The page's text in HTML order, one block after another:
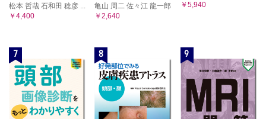
松本 哲哉 石和田 稔彦 ...
￥4,400
亀山 周二 佐々江 龍一郎
￥2,640
￥5,940
7 8 9